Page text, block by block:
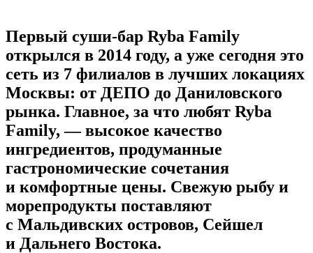
Первый суши-бар Ryba Family
открылся в 2014 году, а уже сегодня это
сеть из 7 филиалов в лучших локациях
Москвы: от ДЕПО до Даниловского
рынка. Главное, за что любят Ryba
Family, — высокое качество
ингредиентов, продуманные
гастрономические сочетания
и комфортные цены. Свежую рыбу и
морепродукты поставляют
с Мальдивских островов, Сейшел
и Дальнего Востока.